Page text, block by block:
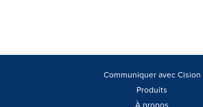
Communiquer avec Cision
Produits
À propos